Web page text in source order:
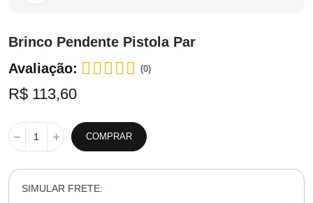
Brinco Pendente Pistola Par
Avaliação:
(0)
R$ 113,60
COMPRAR
SIMULAR FRETE: